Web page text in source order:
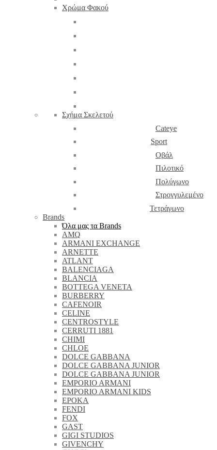
Χρώμα Φακού
Σχήμα Σκελετού
Cateye
Sport
Οβάλ
Πιλοτικό
Πολύγωνο
Στρογγυλεμένο
Τετράγωνο
Brands
Όλα μας τα Brands
AMQ
ARMANI EXCHANGE
ARNETTE
ATLANT
BALENCIAGA
BLANCIA
BOTTEGA VENETA
BURBERRY
CAFENOIR
CELINE
CENTROSTYLE
CERRUTI 1881
CHIMI
CHLOE
DOLCE GABBANA
DOLCE GABBANA JUNIOR
DOLCE GABBANA JUNIOR
EMPORIO ARMANI
EMPORIO ARMANI KIDS
EPOKA
FENDI
FOX
GAST
GIGI STUDIOS
GIVENCHY